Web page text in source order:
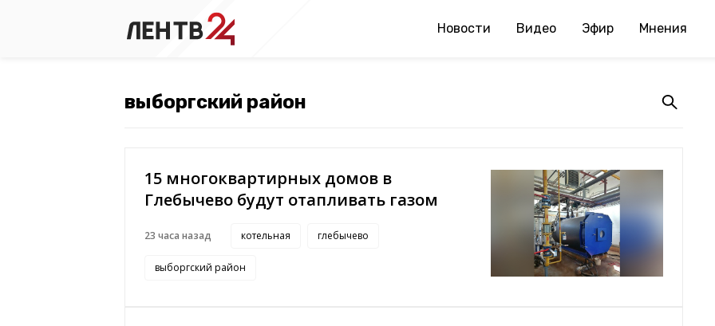
Новости Видео Эфир Мнения
15 многоквартирных домов в
Глебычево будут отапливать газом
23 часа назад котельная глебычево
выборгский район